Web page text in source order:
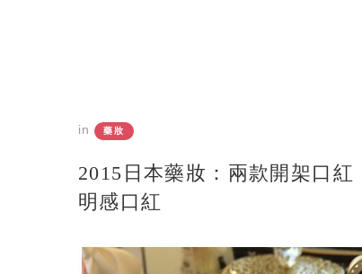
in 藥妝
2015日本藥妝：兩款開架口
明感口紅